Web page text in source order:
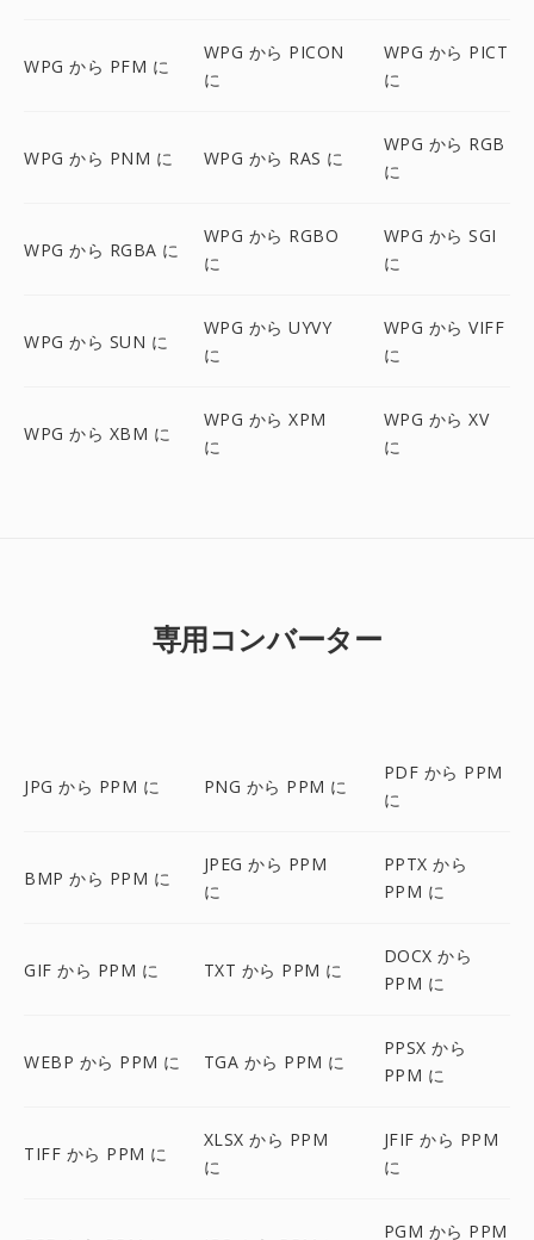
WPG から PFM に
WPG から PICON
に
WPG から PICT
に
WPG から PNM に WPG から RAS に
WPG から RGB
に
WPG から RGBA に
WPG から RGBO
に
WPG から SGI
に
WPG から SUN に
WPG から UYVY
に
WPG から VIFF
に
WPG から XBM に
WPG から XPM
に
WPG から XV
に
専用コンバーター
JPG から PPM に PNG から PPM に
PDF から PPM
に
BMP から PPM に
JPEG から PPM
に
PPTX から
PPM に
GIF から PPM に TXT から PPM に
DOCX から
PPM に
WEBP から PPM に TGA から PPM に
PPSX から
PPM に
TIFF から PPM に
XLSX から PPM
に
JFIF から PPM
に
PGM から PPM